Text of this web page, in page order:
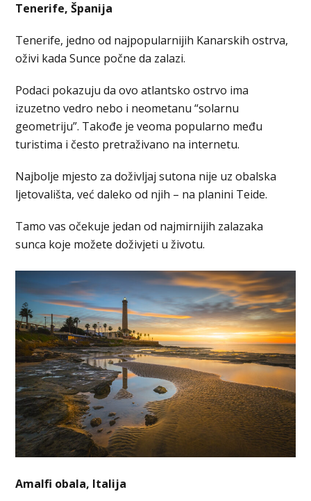
Tenerife, Španija
Tenerife, jedno od najpopularnijih Kanarskih ostrva,
oživi kada Sunce počne da zalazi.
Podaci pokazuju da ovo atlantsko ostrvo ima
izuzetno vedro nebo i neometanu “solarnu
geometriju”. Takođe je veoma popularno među
turistima i često pretraživano na internetu.
Najbolje mjesto za doživljaj sutona nije uz obalska
ljetovališta, već daleko od njih – na planini Teide.
Tamo vas očekuje jedan od najmirnijih zalazaka
sunca koje možete doživjeti u životu.
Amalfi obala, Italija